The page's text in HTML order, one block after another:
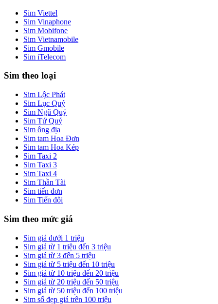
Sim Viettel
Sim Vinaphone
Sim Mobifone
Sim Vietnamobile
Sim Gmobile
Sim iTelecom
Sim theo loại
Sim Lộc Phát
Sim Lục Quý
Sim Ngũ Quý
Sim Tứ Quý
Sim ông địa
Sim tam Hoa Đơn
Sim tam Hoa Kép
Sim Taxi 2
Sim Taxi 3
Sim Taxi 4
Sim Thần Tài
Sim tiến đơn
Sim Tiến đôi
Sim theo mức giá
Sim giá dưới 1 triệu
Sim giá từ 1 triệu đến 3 triệu
Sim giá từ 3 đến 5 triệu
Sim giá từ 5 triệu đến 10 triệu
Sim giá từ 10 triệu đến 20 triệu
Sim giá từ 20 triệu đến 50 triệu
Sim giá từ 50 triệu đến 100 triệu
Sim số đẹp giá trên 100 triệu